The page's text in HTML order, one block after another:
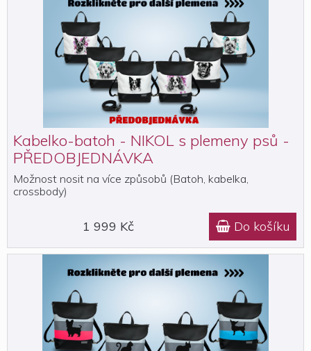
Kabelko-batoh - NIKOL s plemeny psů -
PŘEDOBJEDNÁVKA
Možnost nosit na více způsobů (Batoh, kabelka,
crossbody)
1 999 Kč  Do košíku